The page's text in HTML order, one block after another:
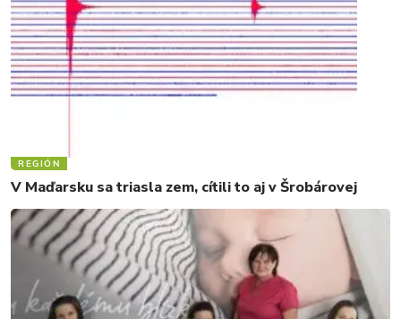
REGIÓN
V Maďarsku sa triasla zem, cítili to aj v Šrobárovej